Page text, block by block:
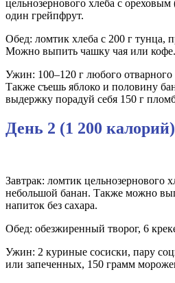
цельнозернового хлеба с
один грейпфрут.
Обед: ломтик хлеба с 200 г тунца,
Можно выпить чашку чая или кофе.
Ужин: 100–120 г любого отварного
Также съешь яблоко и половину
выдержку порадуй себя 150 г
День 2 (1 200 калорий)
Завтрак: ломтик цельнозернового
небольшой банан. Также можно
напиток без сахара.
Обед: обезжиренный творог, 6
Ужин: 2 куриные сосиски, пару
или запеченных, 150 грамм